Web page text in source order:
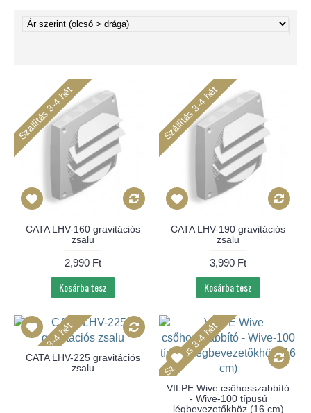
Szállítás 3-4 hét
CATA LHV-160 gravitációs
zsalu
2,990 Ft
Kosárba tesz
Szállítás 3-4 hét
CATA LHV-190 gravitációs
zsalu
3,990 Ft
Kosárba tesz
Szállítás 3-4 hét
CATA LHV-225 gravitációs
zsalu
Szállítás 3-4 hét
VILPE Wive csőhosszabbító
- Wive-100 típusú
légbevezetőkhöz (16 cm)